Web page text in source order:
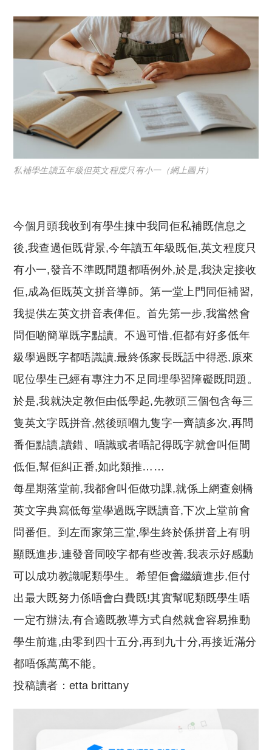
n
k
p
私補學生讀五年級但英文程度只有小一（網上圖片）
今個月頭我收到有學生揀中我同佢私補既信息之
後,我查過佢既背景,今年讀五年級既佢,英文程度只
有小一,發音不準既問題都唔例外,於是,我決定接收
佢,成為佢既英文拼音導師。第一堂上門同佢補習,
我提供左英文拼音表俾佢。首先第一步,我當然會
問佢啲簡單既字點讀。不過可惜,佢都有好多低年
級學過既字都唔識讀,最終係家長既話中得悉,原來
呢位學生已經有專注力不足同埋學習障礙既問題。
於是,我就決定教佢由低學起,先教頭三個包含每三
隻英文字既拼音,然後頭嗰九隻字一齊讀多次,再問
番佢點讀,讀錯、唔識或者唔記得既字就會叫佢間
低佢,幫佢糾正番,如此類推……
每星期落堂前,我都會叫佢做功課,就係上網查劍橋
英文字典寫低每堂學過既字既讀音,下次上堂前會
問番佢。到左而家第三堂,學生終於係拼音上有明
顯既進步,連發音同咬字都有些改善,我表示好感動
可以成功教識呢類學生。希望佢會繼續進步,佢付
出最大既努力係唔會白費既!其實幫呢類既學生唔
一定冇辦法,有合適既教導方式自然就會容易推動
學生前進,由零到四十五分,再到九十分,再接近滿分
都唔係萬萬不能。
投稿讀者：etta brittany